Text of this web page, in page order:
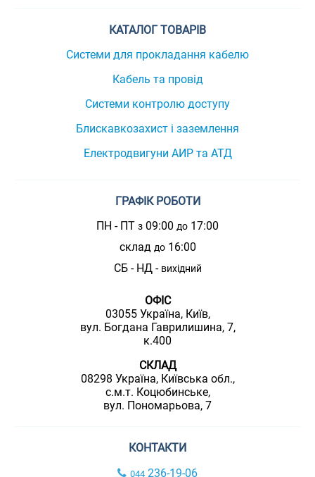
КАТАЛОГ ТОВАРІВ
Системи для прокладання кабелю
Кабель та провід
Системи контролю доступу
Блискавкозахист і заземлення
Електродвигуни АИР та АТД
ГРАФІК РОБОТИ
ПН - ПТ з 09:00 до 17:00
склад до16:00
СБ - НД - вихідний
ОФІС
03055 Україна, Київ,
вул. Богдана Гаврилишина, 7,
к.400
СКЛАД
08298 Україна, Київська обл.,
с.м.т. Коцюбинське,
вул. Пономарьова, 7
КОНТАКТИ
044 236-19-06